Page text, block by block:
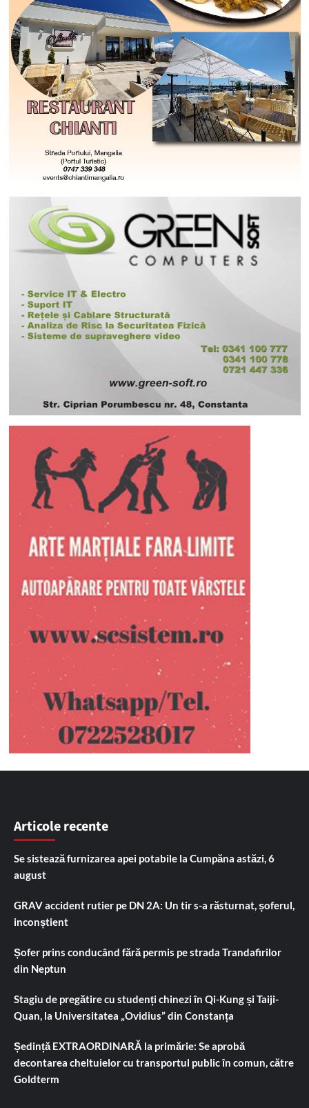
Articole recente
Se sistează furnizarea apei potabile la Cumpăna astăzi, 6
august
GRAV accident rutier pe DN 2A: Un tir s-a răsturnat, șoferul,
inconștient
Șofer prins conducând fără permis pe strada Trandafirilor
din Neptun
Stagiu de pregătire cu studenți chinezi în Qi-Kung și Taiji-
Quan, la Universitatea „Ovidius” din Constanța
Ședință EXTRAORDINARĂ la primărie: Se aprobă
decontarea cheltuielor cu transportul public în comun, către
Goldterm